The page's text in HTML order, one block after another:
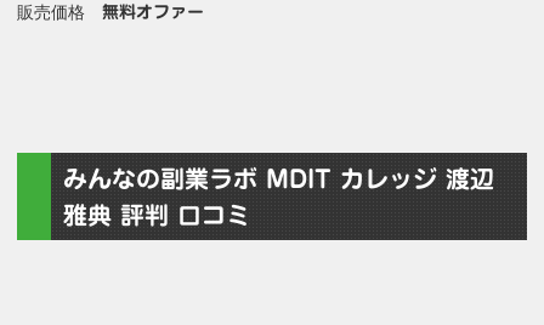
販売価格無料オファー
みんなの副業ラボ MDIT カレッジ 渡辺
雅典 評判 口コミ